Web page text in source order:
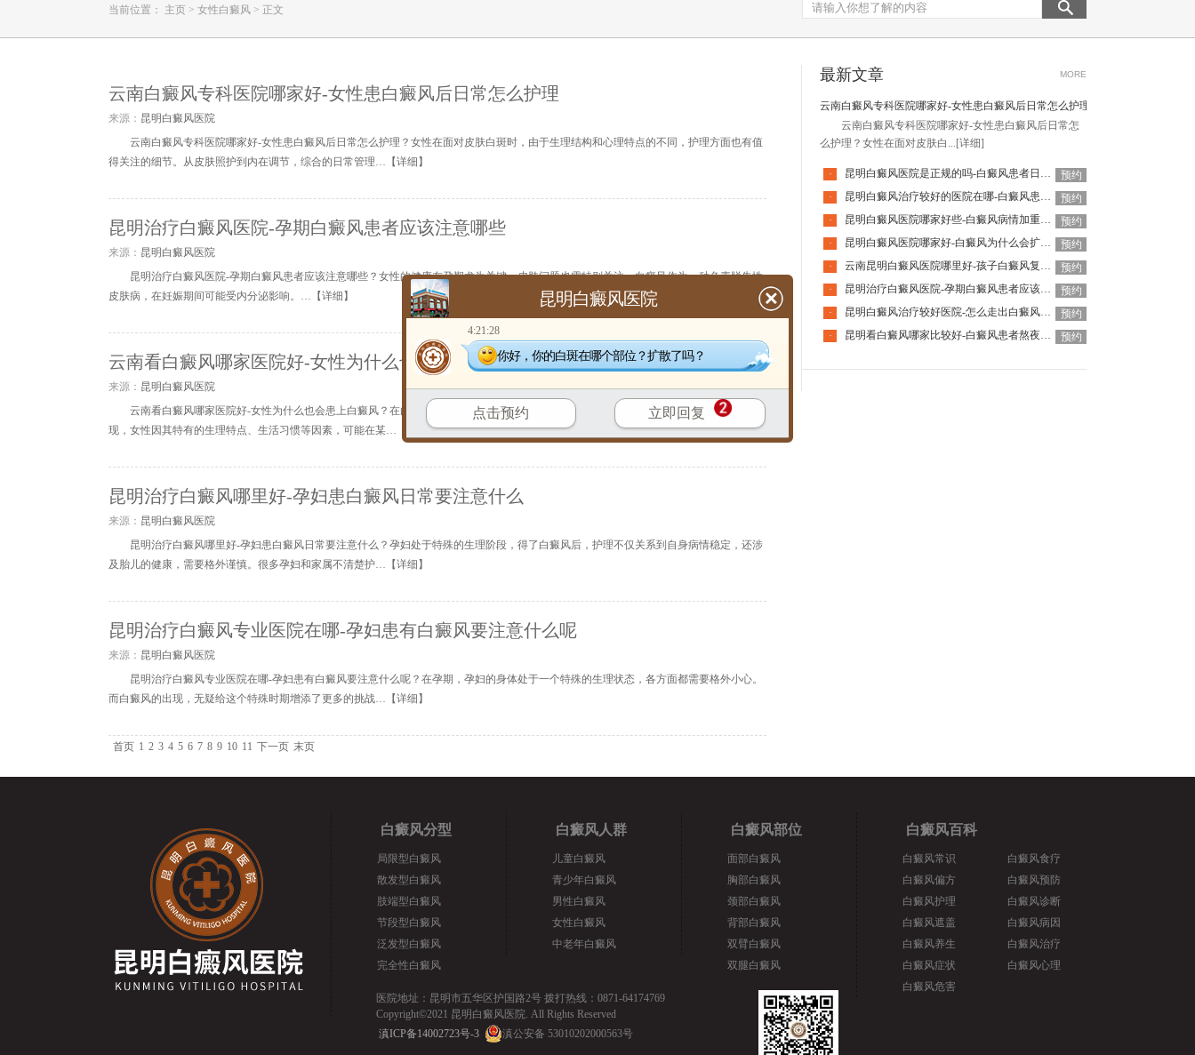
当前位置： 主页 > 女性白癜风 > 正文
云南白癜风专科医院哪家好-女性患白癜风后日常怎么护理
来源： 昆明白癜风医院
云南白癜风专科医院哪家好-女性患白癜风后日常怎么护理？女性在面对皮肤白斑时，由于生理结构和心理特点的不同，护理方面也有值
得关注的细节。从皮肤照护到内在调节，综合的日常管理…【详细 】
昆明治疗白癜风医院-孕期白癜风患者应该注意哪些
来源： 昆明白癜风医院
昆明治疗白癜风医院-孕期白癜风患者应该注意哪些？女性的健康在孕期尤为关键，皮肤问题也需特别关注。白癜风作为一种色素脱失性
皮肤病，在妊娠期间可能受内分泌影响。…【详细 】
云南看白癜风哪家医院好-女性为什么也会患上白癜风
来源： 昆明白癜风医院
云南看白癜风哪家医院好-女性为什么也会患上白癜风？在白癜风就诊人群中，女性患者并不少见。作为一种与多种因素相关的皮肤表
现，女性因其特有的生理特点、生活习惯等因素，可能在某…【
】
昆明治疗白癜风哪里好-孕妇患白癜风日常要注意什么
来源： 昆明白癜风医院
昆明治疗白癜风哪里好-孕妇患白癜风日常要注意什么？孕妇处于特殊的生理阶段，得了白癜风后，护理不仅关系到自身病情稳定，还涉
及胎儿的健康，需要格外谨慎。很多孕妇和家属不清楚护…【详细 】
昆明治疗白癜风专业医院在哪-孕妇患有白癜风要注意什么呢
来源： 昆明白癜风医院
昆明治疗白癜风专业医院在哪-孕妇患有白癜风要注意什么呢？在孕期，孕妇的身体处于一个特殊的生理状态，各方面都需要格外小心。
而白癜风的出现，无疑给这个特殊时期增添了更多的挑战…【详细 】
首页 1 2 3 4 5 6 7 8 9 10 11 下一页 末页
最新文章 MORE
云南白癜风专科医院哪家好-女性患白癜风后日常怎么护理
云南白癜风专科医院哪家好-女性患白癜风后日常怎
么护理？女性在面对皮肤白... [详细]
· 昆明白癜风医院是正规的吗-白癜风患者日常该怎么避免外伤呢
预约
·
昆明白癜风治疗较好的医院在哪-白癜风患者心态怎么调整
预约
·
昆明白癜风医院哪家好些-白癜风病情加重和什么有关
预约
·
昆明白癜风医院哪家好-白癜风为什么会扩散呢
预约
·
云南昆明白癜风医院哪里好-孩子白癜风复发该怎么解决呢
预约
·
昆明治疗白癜风医院-孕期白癜风患者应该注意哪些
预约
·
昆明白癜风治疗较好医院-怎么走出白癜风停药复发的怪圈
预约
·
昆明看白癜风哪家比较好-白癜风患者熬夜会有什么后果呢 预约
白癜风分型
局限型白癜风
散发型白癜风
肢端型白癜风
节段型白癜风
泛发型白癜风
完全性白癜风
白癜风人群
儿童白癜风
青少年白癜风
男性白癜风
女性白癜风
中老年白癜风
白癜风部位
面部白癜风
胸部白癜风
颈部白癜风
背部白癜风
双臂白癜风
双腿白癜风
白癜风百科
白癜风常识
白癜风偏方
白癜风护理
白癜风遮盖
白癜风养生
白癜风症状
白癜风危害
白癜风食疗
白癜风预防
白癜风诊断
白癜风病因
白癜风治疗
白癜风心理
医院地址：昆明市五华区护国路2号 拨打热线：0871-64174769
Copyright©2021 昆明白癜风医院. All Rights Reserved
滇ICP备14002723号-3
滇公安备 53010202000563号
昆明白癜风医院
4:21:28
你好，你的白斑在哪个部位？扩散了吗？
点击预约 立即回复